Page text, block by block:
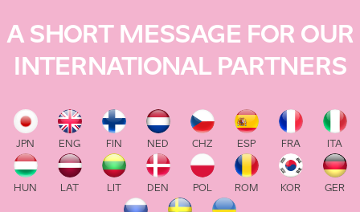
A SHORT MESSAGE FOR OUR
INTERNATIONAL PARTNERS
JPN ENG FIN NED CHZ ESP FRA ITA
HUN LAT LIT DEN POL ROM KOR GER